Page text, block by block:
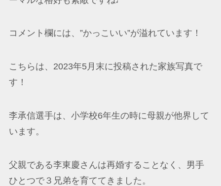
コメント欄には、”かっこいい”が溢れています！
こちらは、2023年5月末に投稿された家族写真で
す！
李承信選手は、小学校6年生の時に母親が他界して
います。
父親である李東慶さんは再婚することなく、男手
ひとつで３兄弟を育ててきました。